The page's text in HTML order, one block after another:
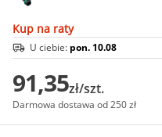
Kup na raty
U ciebie: pon. 10.08
91,35zł/szt.
Darmowa dostawa od 250 zł